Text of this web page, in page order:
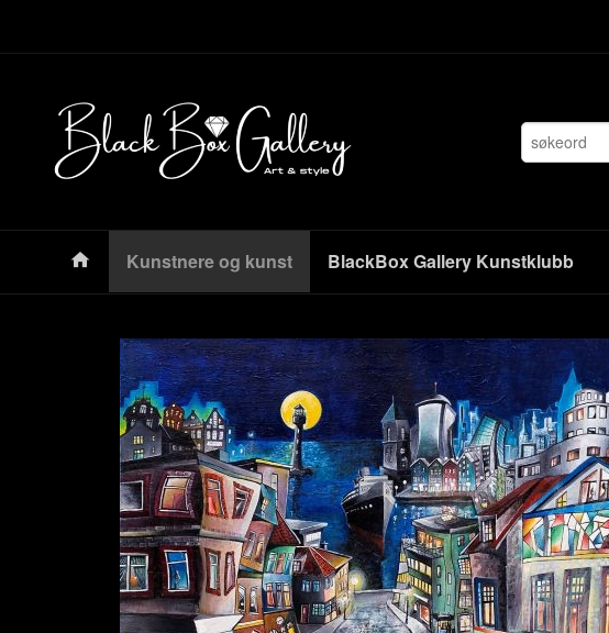
Produkter
Kunstnere og kunst BlackBox Gallery Kunstklubb